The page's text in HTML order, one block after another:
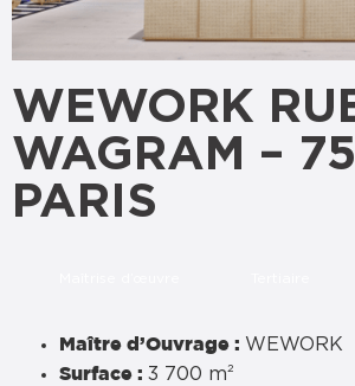
WEWORK
WAGRAM –
PARIS
Maître d’Ouvrage : WEWORK
Surface : 3 700 m²